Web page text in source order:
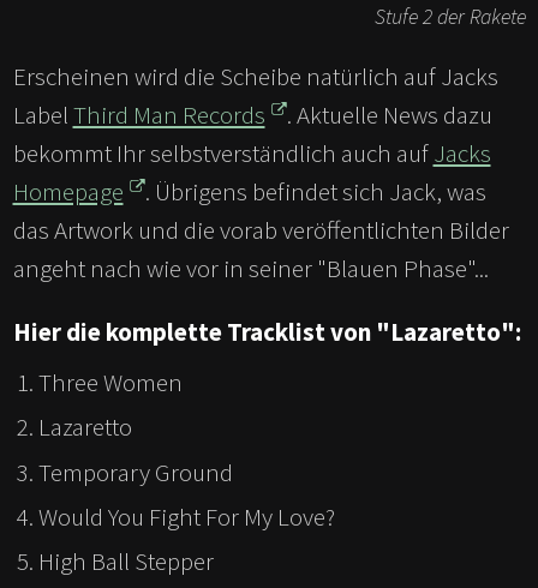
Stufe 2 der Rakete
Erscheinen wird die Scheibe natürlich auf Jacks
LabelThird Man Records
. Aktuelle News dazu
bekommt Ihr selbstverständlich auch aufJacks
Homepage
. Übrigens befindet sich Jack, was
das Artwork und die vorab veröffentlichten Bilder
angeht nach wie vor in seiner "Blauen Phase"...
Hier die komplette Tracklist von "Lazaretto":
Three Women
Lazaretto
Temporary Ground
Would You Fight For My Love?
High Ball Stepper